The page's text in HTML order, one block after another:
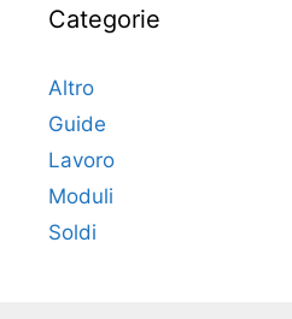
Categorie
Altro
Guide
Lavoro
Moduli
Soldi